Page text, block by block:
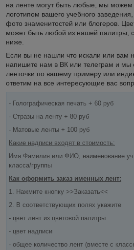
на ленте могут быть любые, мы можем
логотипом вашего учебного
фото знаменитостей или блогеров.
может быть любой из нашей палитры,
ниже.
Если вы не нашли что искали или вам
напишите нам в ВК или телеграм и мы
ленточки по вашему примеру или
ответим на все интересующие вас
- Голографическая печать + 60 руб
- Стразы на ленту + 80 руб
- Матовые ленты + 100 руб
Какие надписи входят в стоимость:
Имя Фамилия или ФИО, наименование
класса/группы
Как оформить заказ именных лент:
1. Нажмите кнопку >>Заказать<<
2. В соответствующих полях укажите
- цвет лент из цветовой палитры
- цвет надписи
- общее количество лент (вместе с